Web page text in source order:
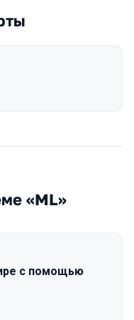
«ML»
с помощью